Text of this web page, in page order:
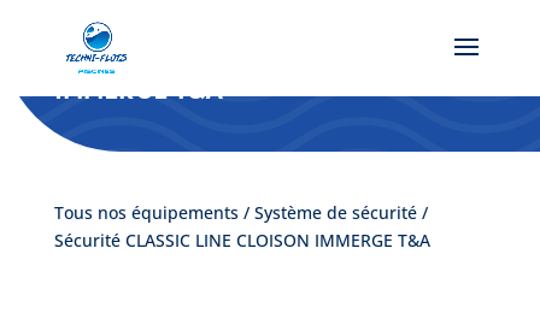
SÉCURITÉ CLASSIC LINE CLOISON
IMMERGE T&A
Tous nos équipements/ Système de sécurité/
Sécurité CLASSIC LINE CLOISON IMMERGE T&A